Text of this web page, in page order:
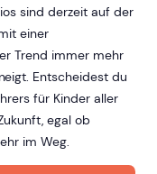
sind derzeit auf der
einer
Trend immer mehr
Entscheidest du
für Kinder aller
egal ob
im Weg.